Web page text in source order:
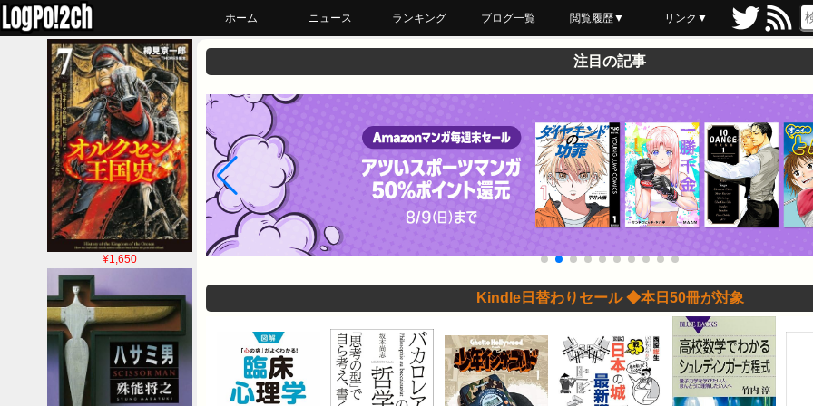
ホーム ニュース ランキング ブログ一覧 閲覧履歴▼
最近読んだ
あとで読む
ブックマーク
リンク▼
¥1,650
注目の記事
Kindle日替わりセール ◆本日50冊が対象